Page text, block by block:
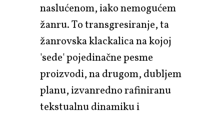
naslućenom, iako nemogućem
žanru. To transgresiranje, ta
žanrovska klackalica na kojoj
'sede' pojedinačne pesme
proizvodi, na drugom, dubljem
planu, izvanredno rafiniranu
tekstualnu dinamiku i